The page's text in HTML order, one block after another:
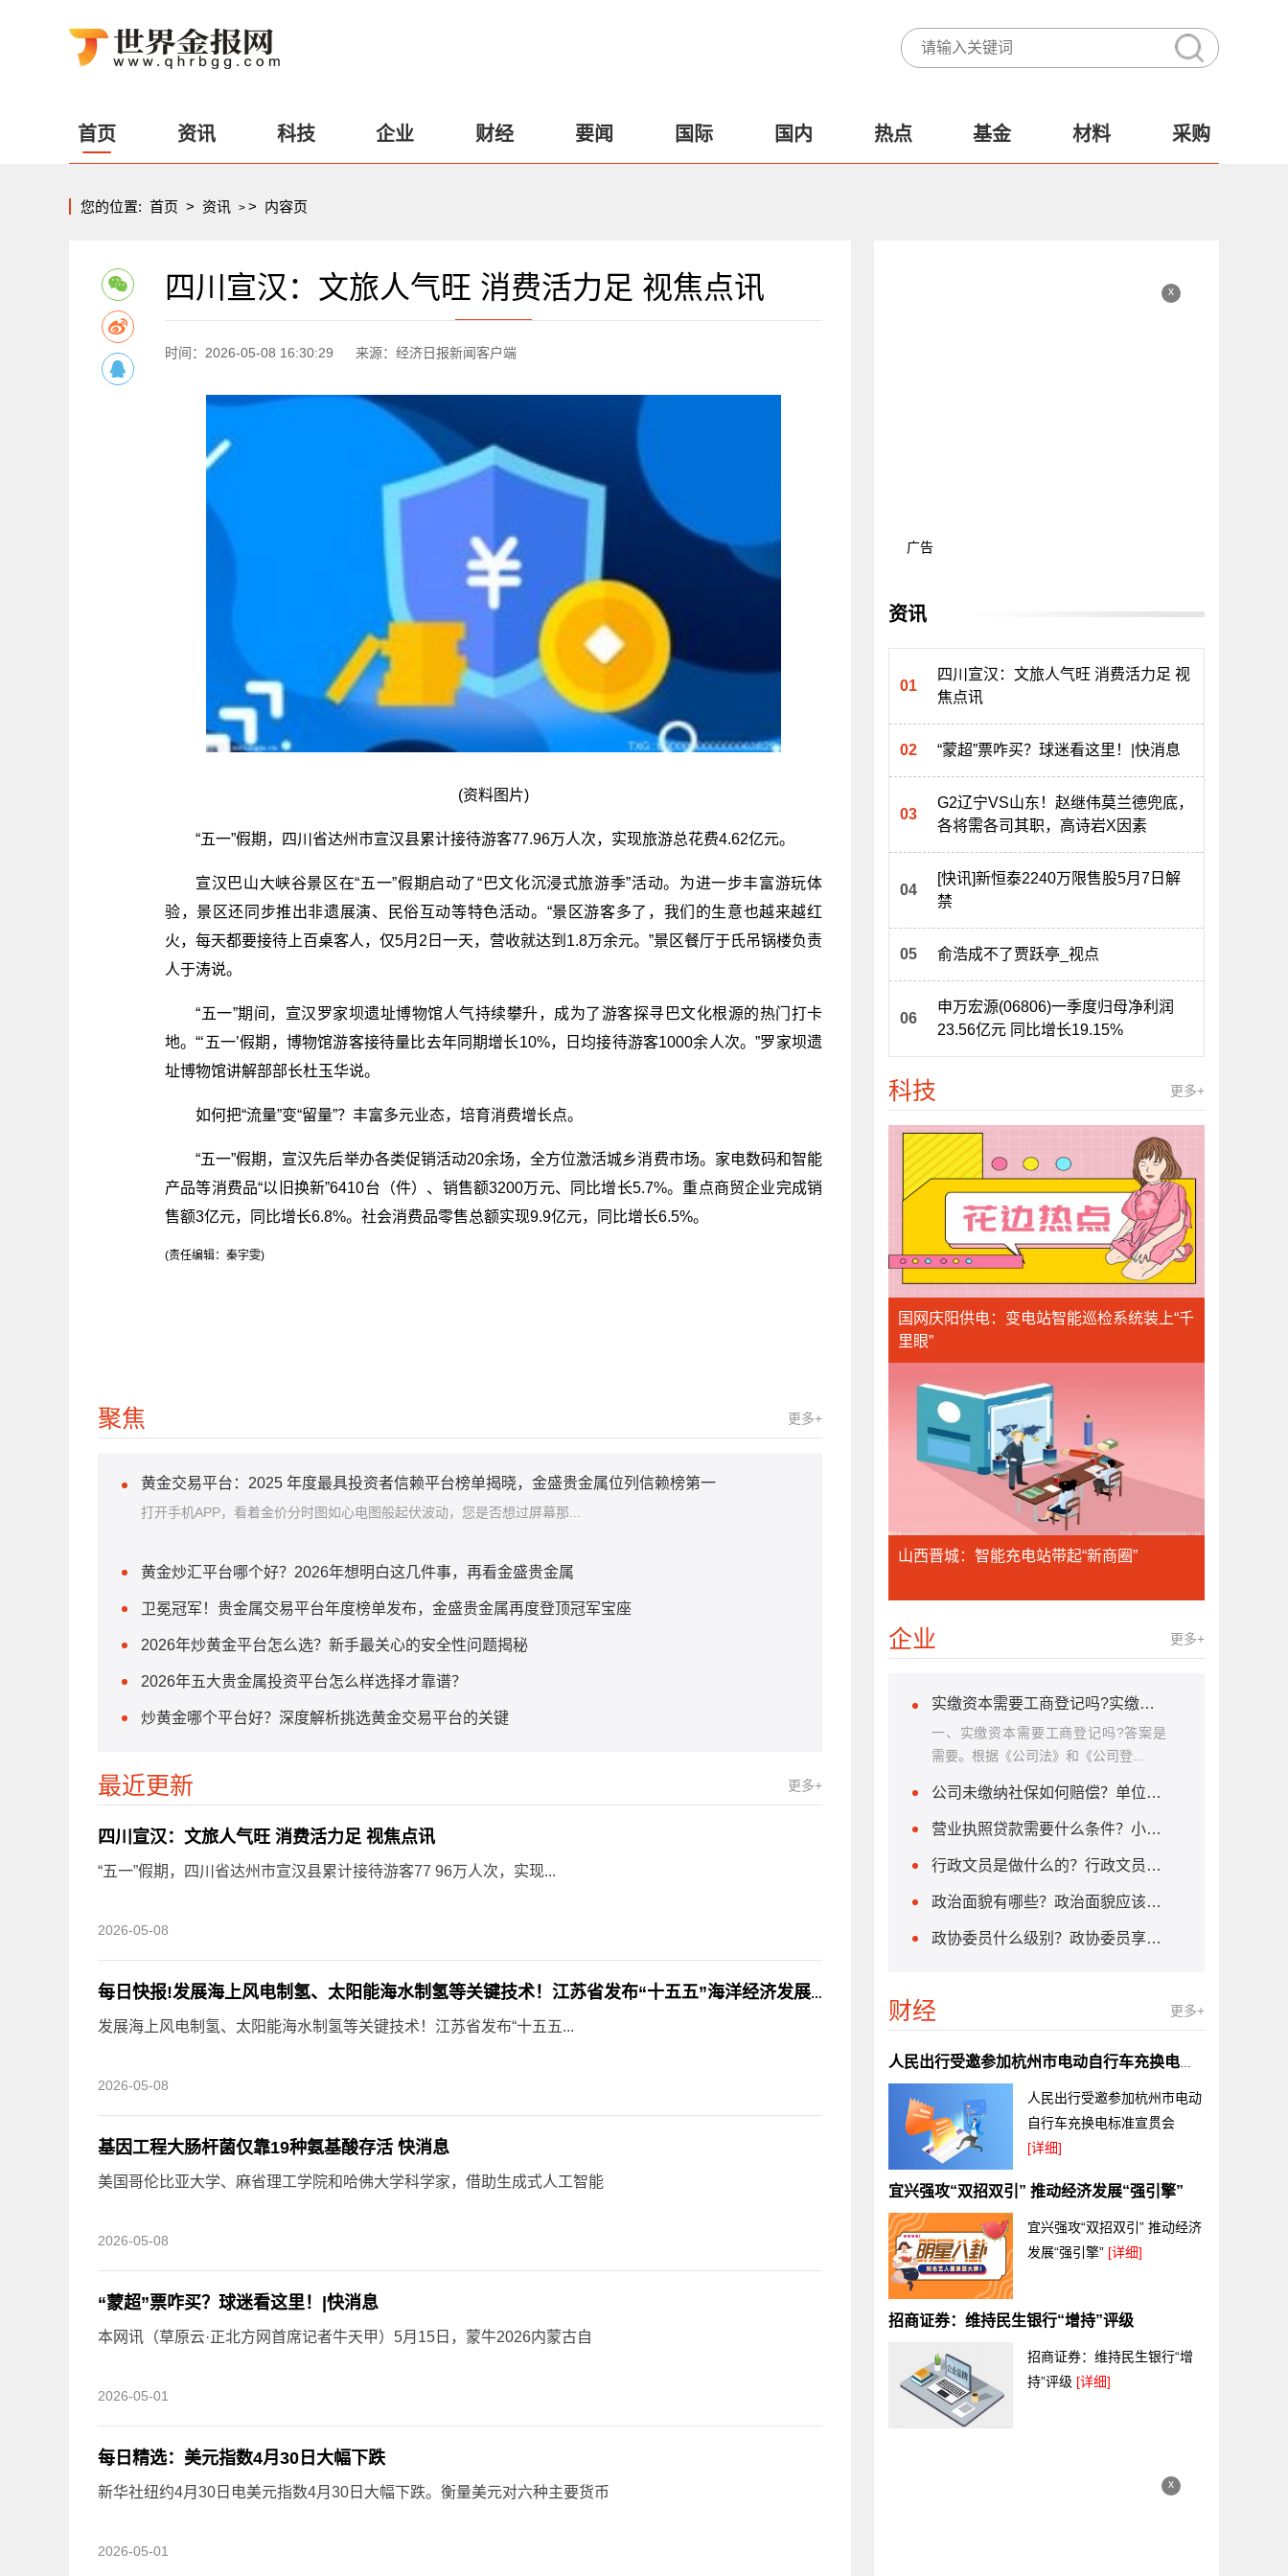
首页 资讯 科技 企业 财经 要闻 国际 国内 热点 基金 材料 采购
您的位置: 首页 > 资讯 > > 内容页
四川宣汉：文旅人气旺 消费活力足 视焦点讯
时间：2026-05-08 16:30:29 来源：经济日报新闻客户端
(资料图片)
“五一”假期，四川省达州市宣汉县累计接待游客77.96万人次，实现旅游总花费4.62亿元。
宣汉巴山大峡谷景区在“五一”假期启动了“巴文化沉浸式旅游季”活动。为进一步丰富游玩体
验，景区还同步推出非遗展演、民俗互动等特色活动。“景区游客多了，我们的生意也越来越红
火，每天都要接待上百桌客人，仅5月2日一天，营收就达到1.8万余元。”景区餐厅于氏吊锅楼负责
人于涛说。
“五一”期间，宣汉罗家坝遗址博物馆人气持续攀升，成为了游客探寻巴文化根源的热门打卡
地。“‘五一’假期，博物馆游客接待量比去年同期增长10%，日均接待游客1000余人次。”罗家坝遗
址博物馆讲解部部长杜玉华说。
如何把“流量”变“留量”？丰富多元业态，培育消费增长点。
“五一”假期，宣汉先后举办各类促销活动20余场，全方位激活城乡消费市场。家电数码和智能
产品等消费品“以旧换新”6410台（件）、销售额3200万元、同比增长5.7%。重点商贸企业完成销
售额3亿元，同比增长6.8%。社会消费品零售总额实现9.9亿元，同比增长6.5%。
(责任编辑：秦宇雯)
聚焦 更多+
黄金交易平台：2025 年度最具投资者信赖平台榜单揭晓，金盛贵金属位列信赖榜第一
打开手机APP，看着金价分时图如心电图般起伏波动，您是否想过屏幕那...
黄金炒汇平台哪个好？2026年想明白这几件事，再看金盛贵金属
卫冕冠军！贵金属交易平台年度榜单发布，金盛贵金属再度登顶冠军宝座
2026年炒黄金平台怎么选？新手最关心的安全性问题揭秘
2026年五大贵金属投资平台怎么样选择才靠谱？
炒黄金哪个平台好？深度解析挑选黄金交易平台的关键
最近更新 更多+
四川宣汉：文旅人气旺 消费活力足 视焦点讯
“五一”假期，四川省达州市宣汉县累计接待游客77 96万人次，实现...
2026-05-08
每日快报!发展海上风电制氢、太阳能海水制氢等关键技术！江苏省发布“十五五”海洋经济发展规划（征求意见稿）
发展海上风电制氢、太阳能海水制氢等关键技术！江苏省发布“十五五...
2026-05-08
基因工程大肠杆菌仅靠19种氨基酸存活 快消息
美国哥伦比亚大学、麻省理工学院和哈佛大学科学家，借助生成式人工智能
2026-05-08
“蒙超”票咋买？球迷看这里！|快消息
本网讯（草原云·正北方网首席记者牛天甲）5月15日，蒙牛2026内蒙古自
2026-05-01
每日精选：美元指数4月30日大幅下跌
新华社纽约4月30日电美元指数4月30日大幅下跌。衡量美元对六种主要货币
2026-05-01
x
广告
资讯
四川宣汉：文旅人气旺 消费活力足 视
焦点讯
“蒙超”票咋买？球迷看这里！|快消息
G2辽宁VS山东！赵继伟莫兰德兜底，
各将需各司其职，高诗岩X因素
[快讯]新恒泰2240万限售股5月7日解
禁
俞浩成不了贾跃亭_视点
申万宏源(06806)一季度归母净利润
23.56亿元 同比增长19.15%
科技 更多+
国网庆阳供电：变电站智能巡检系统装上“千
里眼”
山西晋城：智能充电站带起“新商圈”
企业 更多+
实缴资本需要工商登记吗?实缴资本的计算方法是什么？
一、实缴资本需要工商登记吗?答案是
需要。根据《公司法》和《公司登...
公司未缴纳社保如何赔偿？单位不缴纳社保怎么办？
营业执照贷款需要什么条件？小微企业贷款需要什么条件?
行政文员是做什么的？行政文员需要什么学历？
政治面貌有哪些？政治面貌应该怎么填？
政协委员什么级别？政协委员享受哪些待遇？
财经 更多+
人民出行受邀参加杭州市电动自行车充换电标准宣贯会
人民出行受邀参加杭州市电动
自行车充换电标准宣贯会
[详细]
宜兴强攻“双招双引” 推动经济发展“强引擎”
宜兴强攻“双招双引” 推动经济
发展“强引擎” [详细]
招商证券：维持民生银行“增持”评级
招商证券：维持民生银行“增
持”评级 [详细]
x